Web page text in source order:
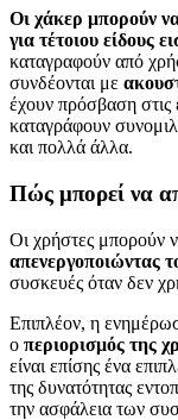
Οι χάκερ μπορούν
για τέτοιου είδους
καταγραφούν από
συνδέονται με
έχουν πρόσβαση στις
καταγράφουν
και πολλά άλλα.
Πώς μπορεί να
Οι χρήστες μπορούν
απενεργοποιώντας
συσκευές όταν δεν
Επιπλέον, η
ο περιορισμός της
είναι επίσης ένα
της δυνατότητας
την ασφάλεια των